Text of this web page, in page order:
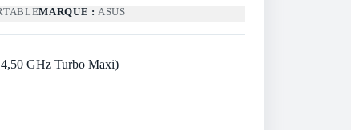
MARQUE :ASUS
GHz Turbo Maxi)